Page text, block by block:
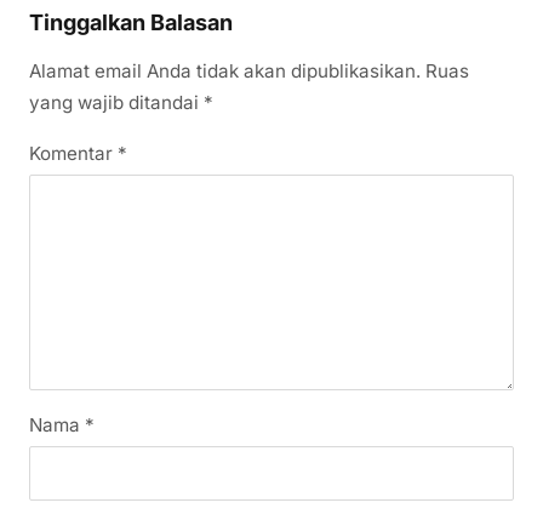
Tinggalkan Balasan
Alamat email Anda tidak akan dipublikasikan. Ruas
yang wajib ditandai *
Komentar *
Nama *